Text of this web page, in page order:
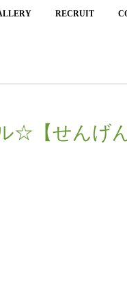
RECRUIT
☆【せんげん